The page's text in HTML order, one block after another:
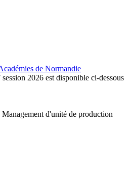
de Normandie
2026 est disponible ci-dessous
d'unité de production